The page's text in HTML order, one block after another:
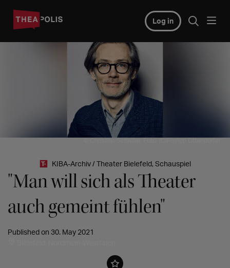
Log in
KIBA-Archiv / Theater Bielefeld, Schauspiel
"Man will sich als Theater
auch gemeint fühlen"
Published on 30. May 2021